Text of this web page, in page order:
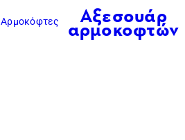
Αρμοκόφτες Αξεσουάρ
αρμοκοφτών